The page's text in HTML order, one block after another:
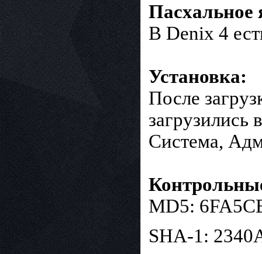
Пасхальное
В Denix 4
Установка:
После
загрузились
Система,
MD5:
SHA-1: